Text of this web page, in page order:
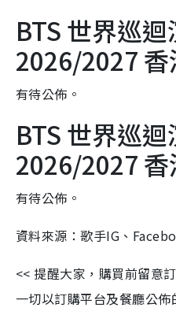
BTS 世界巡
2026/2027
有待公佈。
BTS 世界巡
2026/2027
有待公佈。
資料來源：歌手IG、
<< 提醒大家，購買前留意
一切以訂購平台及餐廳公